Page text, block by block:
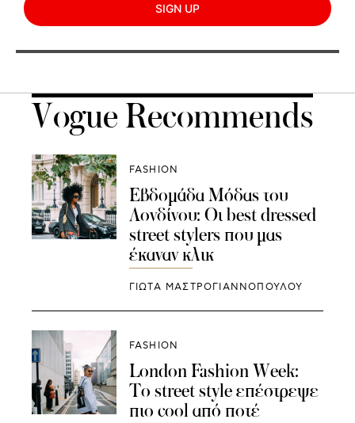
SIGN UP
Vogue Recommends
FASHION
Εβδομάδα Μόδας του
Λονδίνου: Οι best dressed
street stylers που μας
έκαναν κλικ
ΓΙΩΤΑ ΜΑΣΤΡΟΓΙΑΝΝΟΠΟΥΛΟΥ
FASHION
London Fashion Week:
Το street style επέστρεψε
πιο cool από ποτέ